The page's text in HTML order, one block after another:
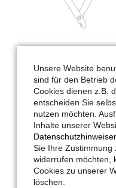
Hautau-Artikel-Nr.:
Maco-Artikel-Nr.:
Anwendung:
Hub:
LV-Text:
Unsere Website
sind für den Betrieb
Cookies dienen z.B.
entscheiden Sie
nutzen möchten.
Inhalte unserer
Sie Ihre Zustimmung
widerrufen möchten,
Cookies zu unserer
löschen.